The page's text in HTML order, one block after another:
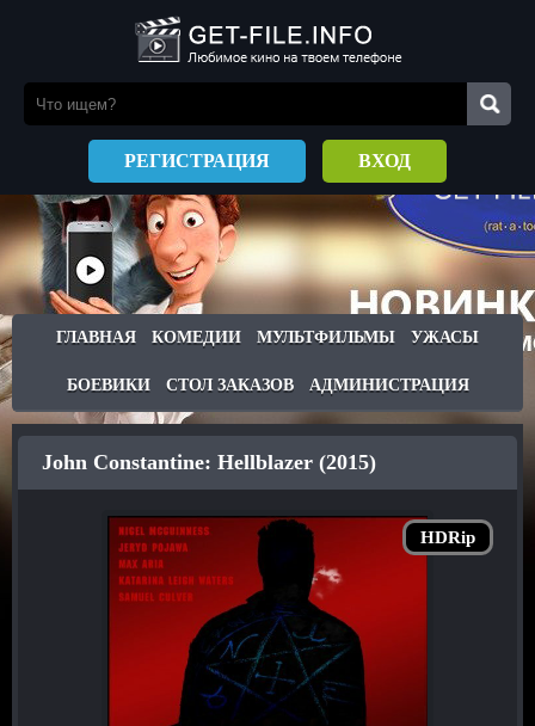
РЕГИСТРАЦИЯ ВХОД
ГЛАВНАЯ КОМЕДИИ МУЛЬТФИЛЬМЫ УЖАСЫ
БОЕВИКИ СТОЛ ЗАКАЗОВ АДМИНИСТРАЦИЯ
HDRip
John Constantine: Hellblazer (2015)